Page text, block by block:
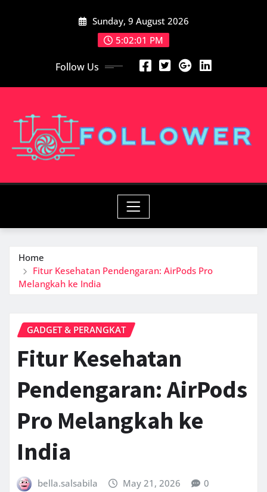
Sunday, 9 August 2026
5:02:02 PM
Follow Us
Home
Fitur Kesehatan Pendengaran: AirPods Pro
Melangkah ke India
GADGET & PERANGKAT
Fitur Kesehatan
Pendengaran: AirPods
Pro Melangkah ke
India
bella.salsabila May 21, 2026 0